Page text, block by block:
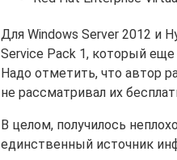
Для Windows Server 2012 и
Service Pack 1, который
Надо отметить, что автор
не рассматривал их
В целом, получилось
единственный источник